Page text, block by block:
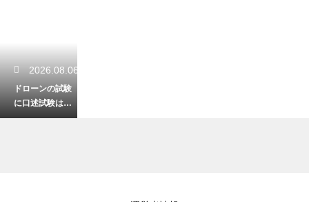
2026.08.06
ドローンの試験
に口述試験はあ
るのか？試験形